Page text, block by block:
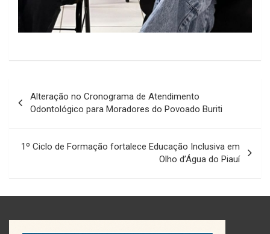
de
Post
Alteração no Cronograma de Atendimento
Odontológico para Moradores do Povoado Buriti
1º Ciclo de Formação fortalece Educação Inclusiva em
Olho d’Água do Piauí